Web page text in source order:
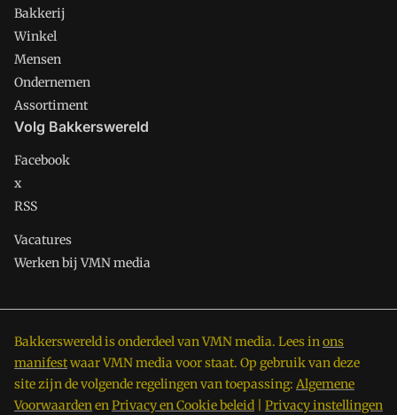
Bakkerij
Winkel
Mensen
Ondernemen
Assortiment
Volg Bakkerswereld
Facebook
x
RSS
Vacatures
Werken bij VMN media
Bakkerswereld is onderdeel van VMN media. Lees inons
manifestwaar VMN media voor staat. Op gebruik van deze
site zijn de volgende regelingen van toepassing: Algemene
VoorwaardenenPrivacy en Cookie beleid Privacy instellingen